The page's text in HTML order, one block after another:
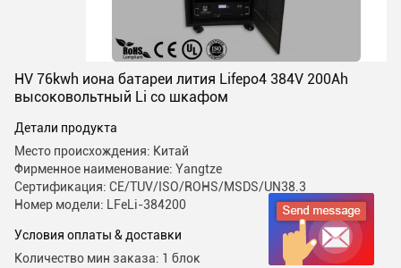
HV 76kwh иона батареи лития Lifepo4 384V 200Ah
высоковольтный Li со шкафом
Детали продукта
Место происхождения: Китай
Фирменное наименование: Yangtze
Сертификация: CE/TUV/ISO/ROHS/MSDS/UN38.3
Номер модели: LFeLi-384200
Условия оплаты & доставки
Количество мин заказа: 1 блок